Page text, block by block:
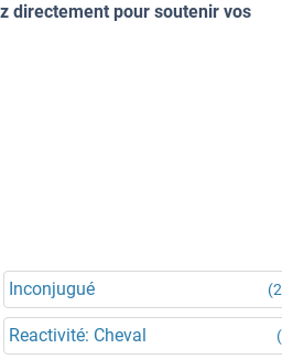
directement pour soutenir vos
Inconjugué
Reactivité: Cheval